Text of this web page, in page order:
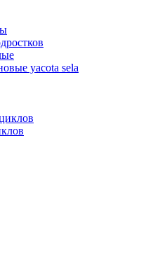
yacota sela